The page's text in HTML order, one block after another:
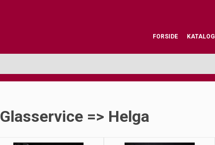
FORSIDE KATALOG
Glasservice => Helga